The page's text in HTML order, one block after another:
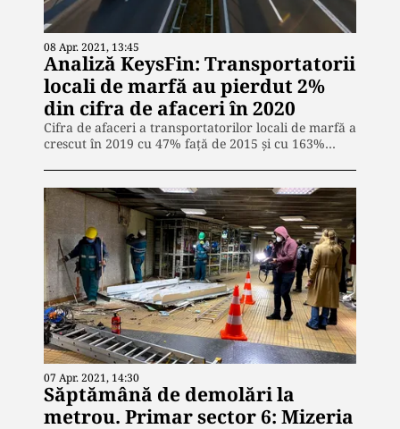
08 Apr. 2021, 13:45
Analiză KeysFin: Transportatorii
locali de marfă au pierdut 2%
din cifra de afaceri în 2020
Cifra de afaceri a transportatorilor locali de marfă a
crescut în 2019 cu 47% față de 2015 și cu 163%…
07 Apr. 2021, 14:30
Săptămână de demolări la
metrou. Primar sector 6: Mizeria